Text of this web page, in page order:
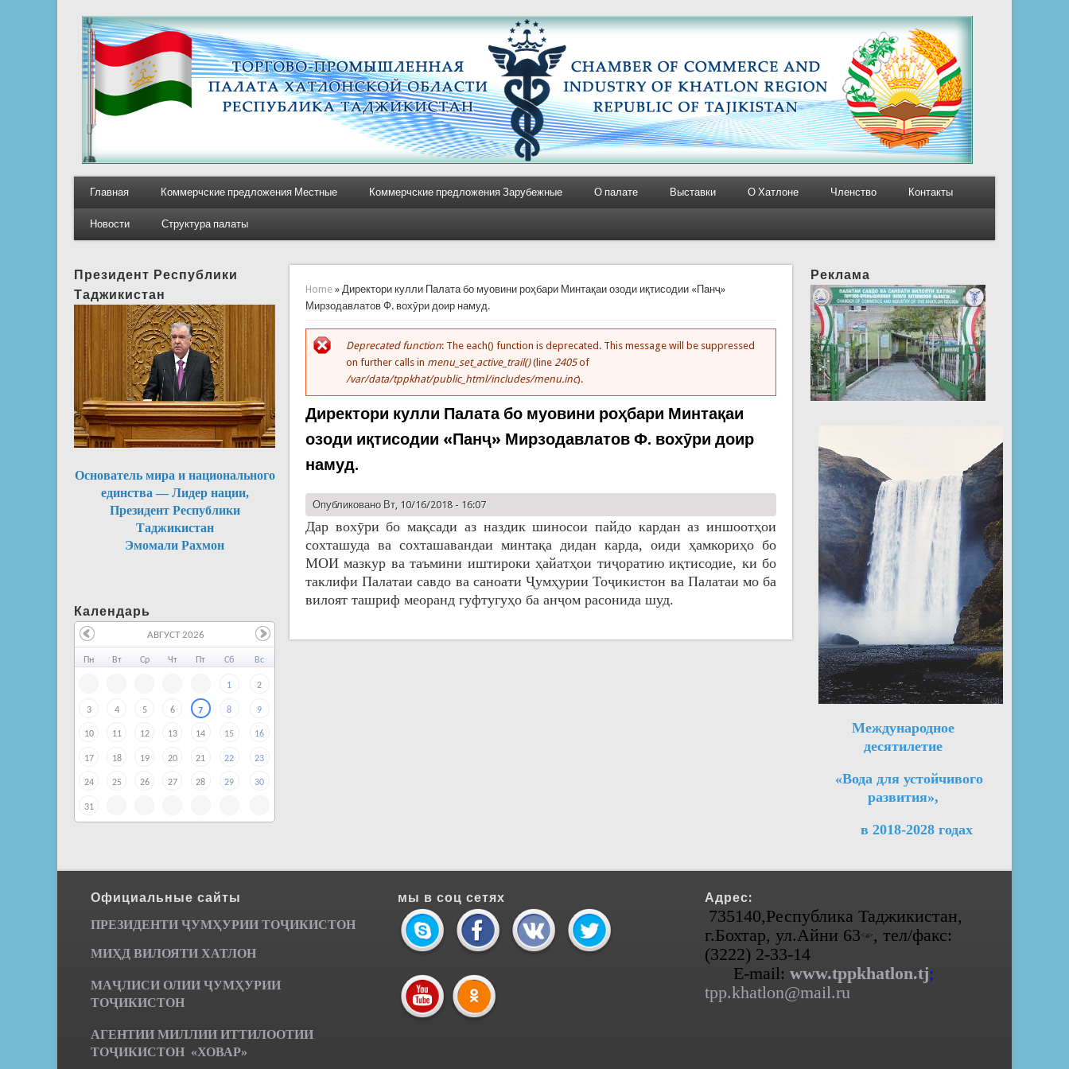
Главная Коммерчские предложения Местные Коммерчские предложения Зарубежные О палате Выставки О Хатлоне Членство Контакты
Новости Структура палаты
You are here
Home » Директори кулли Палата бо муовини роҳбари Минтақаи озоди иқтисодии «Панҷ»
Мирзодавлатов Ф. вохӯри доир намуд.
Error message
Deprecated function: The each() function is deprecated. This message will be suppressed
on further calls in menu_set_active_trail()(line 2405of
/var/data/tppkhat/public_html/includes/menu.inc).
Директори кулли Палата бо муовини роҳбари Минтақаи
озоди иқтисодии «Панҷ» Мирзодавлатов Ф. вохӯри доир
намуд.
Опубликовано Вт, 10/16/2018 - 16:07
Дар вохӯри бо мақсади аз наздик шиносои пайдо кардан аз иншоотҳои
сохташуда ва сохташавандаи минтақа дидан карда, оиди ҳамкориҳо бо
МОИ мазкур ва таъмини иштироки ҳайатҳои тиҷоратию иқтисодие, ки бо
таклифи Палатаи савдо ва саноати Ҷумҳурии Тоҷикистон ва Палатаи мо ба
вилоят ташриф меоранд гуфтугуҳо ба анҷом расонида шуд.
Президент Республики
Таджикистан
Основатель мира и национального
единства — Лидер нации,
Президент Республики
Таджикистан
Эмомали Рахмон
Календарь
Пн Вт Ср Чт Пт Сб Вс
1 2
3 4 5 6 7 8 9
10 11 12 13 14 15 16
17 18 19 20 21 22 23
24 25 26 27 28 29 30
31
АВГУСТ 2026
Реклама
Международное
десятилетие
«Вода для устойчивого
развития»,
в 2018-2028 годах
Официальные сайты
ПРЕЗИДЕНТИ ҶУМҲУРИИ ТОҶИКИСТОН
МИҲД ВИЛОЯТИ ХАТЛОН
МАҶЛИСИ ОЛИИ ҶУМҲУРИИ
ТОҶИКИСТОН
АГЕНТИИ МИЛЛИИ ИТТИЛООТИИ
ТОҶИКИСТОН «ХОВАР»
мы в соц сетях Адрес:
735140,Республика Таджикистан,
г.Бохтар, ул.Айни 63<а>, тел/факс:
(3222) 2-33-14
E-mail:www.tppkhatlon.tj;
tpp.khatlon@mail.ru